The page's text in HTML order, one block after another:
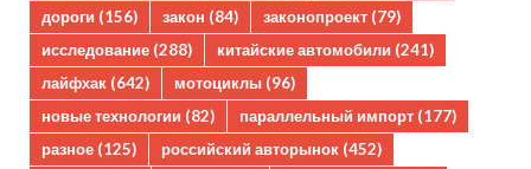
дороги (156) закон (84) законопроект (79)
исследование (288) китайские автомобили (241)
лайфхак (642) мотоциклы (96)
новые технологии (82) параллельный импорт (177)
разное (125) российский авторынок (452)